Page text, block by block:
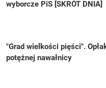
wyborcze PiS [SKRÓT DNIA]
"Grad wielkości pięści".
potężnej nawałnicy